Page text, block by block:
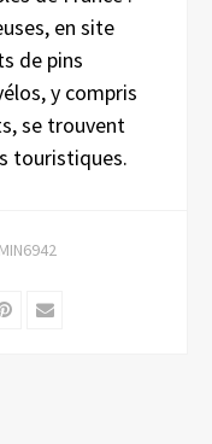
en site
de pins
y compris
se trouvent
touristiques.
Pinterest
Email